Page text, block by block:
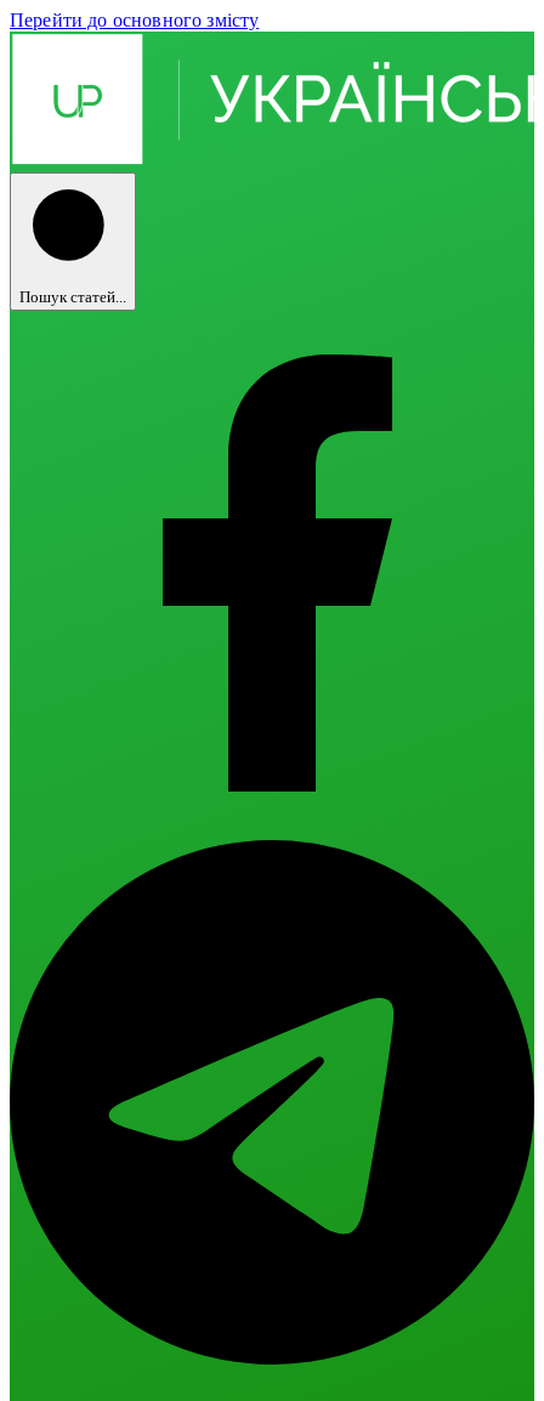
Перейти до основного змісту
Пошук статей...